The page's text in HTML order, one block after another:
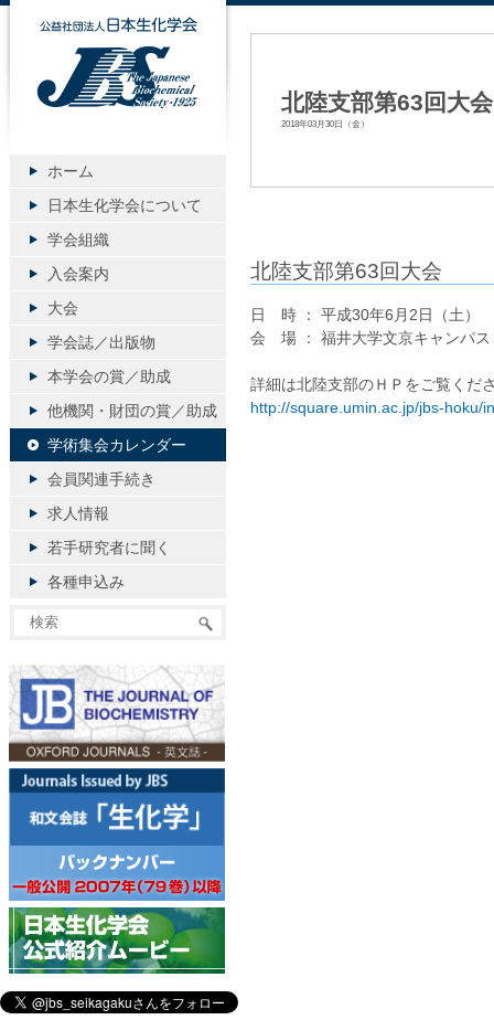
北陸支部第63回大会
2018年03月30日（金）
北陸支部第63回大会
日 時 ： 平成30年6月2日（土）
会 場 ： 福井大学文京キャンパ
詳細は北陸支部のＨＰをご覧くだ
http://square.umin.ac.jp/jbs-hoku/
公益社団法人日本生化学会
ホーム
日本生化学会について
学会組織
入会案内
大会
学会誌／出版物
本学会の賞／助成
他機関・財団の賞／助成
学術集会カレンダー
会員関連手続き
求人情報
若手研究者に聞く
各種申込み